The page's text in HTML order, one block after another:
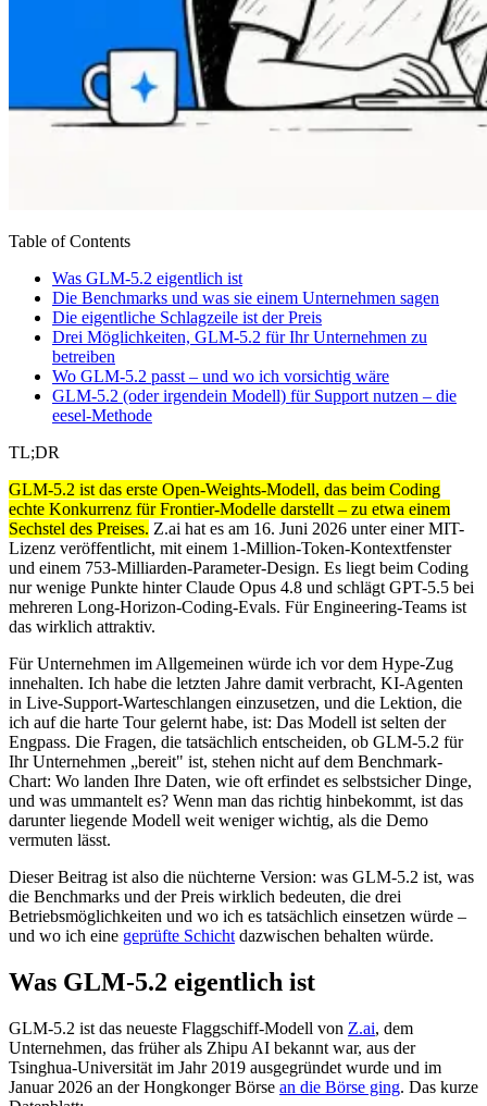
Table of Contents
Was GLM-5.2 eigentlich ist
Die Benchmarks und was sie einem Unternehmen sagen
Die eigentliche Schlagzeile ist der Preis
Drei Möglichkeiten, GLM-5.2 für Ihr Unternehmen zu
betreiben
Wo GLM-5.2 passt – und wo ich vorsichtig wäre
GLM-5.2 (oder irgendein Modell) für Support nutzen – die
eesel-Methode
TL;DR
GLM-5.2 ist das erste Open-Weights-Modell, das beim Coding
echte Konkurrenz für Frontier-Modelle darstellt – zu etwa einem
Sechstel des Preises. Z.ai hat es am 16. Juni 2026 unter einer MIT-
Lizenz veröffentlicht, mit einem 1-Million-Token-Kontextfenster
und einem 753-Milliarden-Parameter-Design. Es liegt beim Coding
nur wenige Punkte hinter Claude Opus 4.8 und schlägt GPT-5.5 bei
mehreren Long-Horizon-Coding-Evals. Für Engineering-Teams ist
das wirklich attraktiv.
Für Unternehmen im Allgemeinen würde ich vor dem Hype-Zug
innehalten. Ich habe die letzten Jahre damit verbracht, KI-Agenten
in Live-Support-Warteschlangen einzusetzen, und die Lektion, die
ich auf die harte Tour gelernt habe, ist: Das Modell ist selten der
Engpass. Die Fragen, die tatsächlich entscheiden, ob GLM-5.2 für
Ihr Unternehmen „bereit" ist, stehen nicht auf dem Benchmark-
Chart: Wo landen Ihre Daten, wie oft erfindet es selbstsicher Dinge,
und was ummantelt es? Wenn man das richtig hinbekommt, ist das
darunter liegende Modell weit weniger wichtig, als die Demo
vermuten lässt.
Dieser Beitrag ist also die nüchterne Version: was GLM-5.2 ist, was
die Benchmarks und der Preis wirklich bedeuten, die drei
Betriebsmöglichkeiten und wo ich es tatsächlich einsetzen würde –
und wo ich eine geprüfte Schicht dazwischen behalten würde.
Was GLM-5.2 eigentlich ist
GLM-5.2 ist das neueste Flaggschiff-Modell von Z.ai, dem
Unternehmen, das früher als Zhipu AI bekannt war, aus der
Tsinghua-Universität im Jahr 2019 ausgegründet wurde und im
Januar 2026 an der Hongkonger Börse an die Börse ging. Das kurze